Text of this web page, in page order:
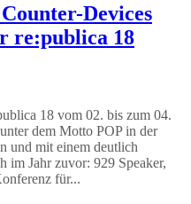
Devices
re:publica 18
18 vom 02. bis zum 04.
dem Motto POP in der
und mit einem deutlich
im Jahr zuvor: 929 Speaker,
für...